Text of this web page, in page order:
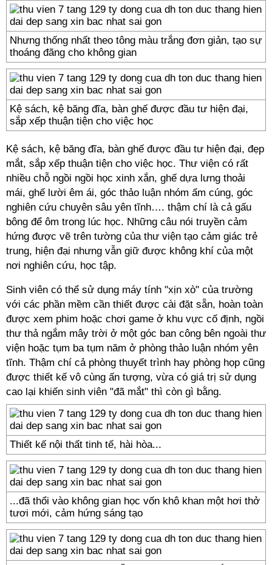
Nhưng thống nhất theo tông màu trắng đơn giản, tạo sự
thoáng đãng cho không gian
Kệ sách, kệ băng đĩa, bàn ghế được đầu tư hiện đại,
sắp xếp thuận tiện cho việc học
Kệ sách, kệ băng đĩa, bàn ghế được đầu tư hiện đại, đẹp
mắt, sắp xếp thuận tiện cho việc học. Thư viện có rất
nhiều chỗ ngồi ngồi học xinh xắn, ghế dựa lưng thoải
mái, ghế lười êm ái, góc thảo luận nhóm ấm cúng, góc
nghiên cứu chuyên sâu yên tĩnh…. thậm chí là cả gấu
bông để ôm trong lúc học. Những câu nói truyền cảm
hứng được vẽ trên tường của thư viện tạo cảm giác trẻ
trung, hiện đại nhưng vẫn giữ được không khí của một
nơi nghiên cứu, học tập.
Sinh viên có thể sử dụng máy tính "xịn xò" của trường
với các phần mềm cần thiết được cài đặt sẵn, hoàn toàn
được xem phim hoặc chơi game ở khu vực cố định, ngồi
thư thả ngắm mây trời ở một góc ban công bên ngoài thư
viện hoặc tụm ba tụm năm ở phòng thảo luận nhóm yên
tĩnh. Thậm chí cả phòng thuyết trình hay phòng họp cũng
được thiết kế vô cùng ấn tượng, vừa có giá trị sử dụng
cao lại khiến sinh viên "đã mắt" thì còn gì bằng.
Thiết kế nội thất tinh tế, hài hòa...
...đã thổi vào không gian học vốn khô khan một hơi thở
tươi mới, cảm hứng sáng tạo